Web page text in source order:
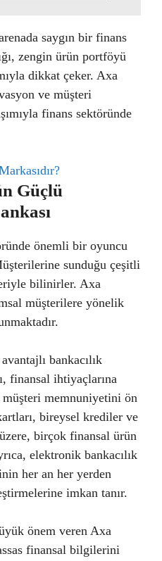
saygın bir finans
zengin ürün portföyü
dikkat çeker. Axa
ve müşteri
finans sektöründe
Güçlü
önemli bir oyuncu
sunduğu çeşitli
bilinirler. Axa
müşterilere yönelik
bankacılık
finansal ihtiyaçlarına
müşteri memnuniyetini ön
bireysel krediler ve
birçok finansal ürün
elektronik bankacılık
her an her yerden
imkan tanır.
önem veren Axa
finansal bilgilerini